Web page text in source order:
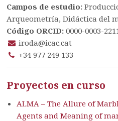
Campos de estudio:
Arqueometría, Didáctica del
Código ORCID: 0000-0003-
iroda@icac.cat
+34 977 249 133
Proyectos en curso
ALMA – The Allure of
Agents and Meaning of